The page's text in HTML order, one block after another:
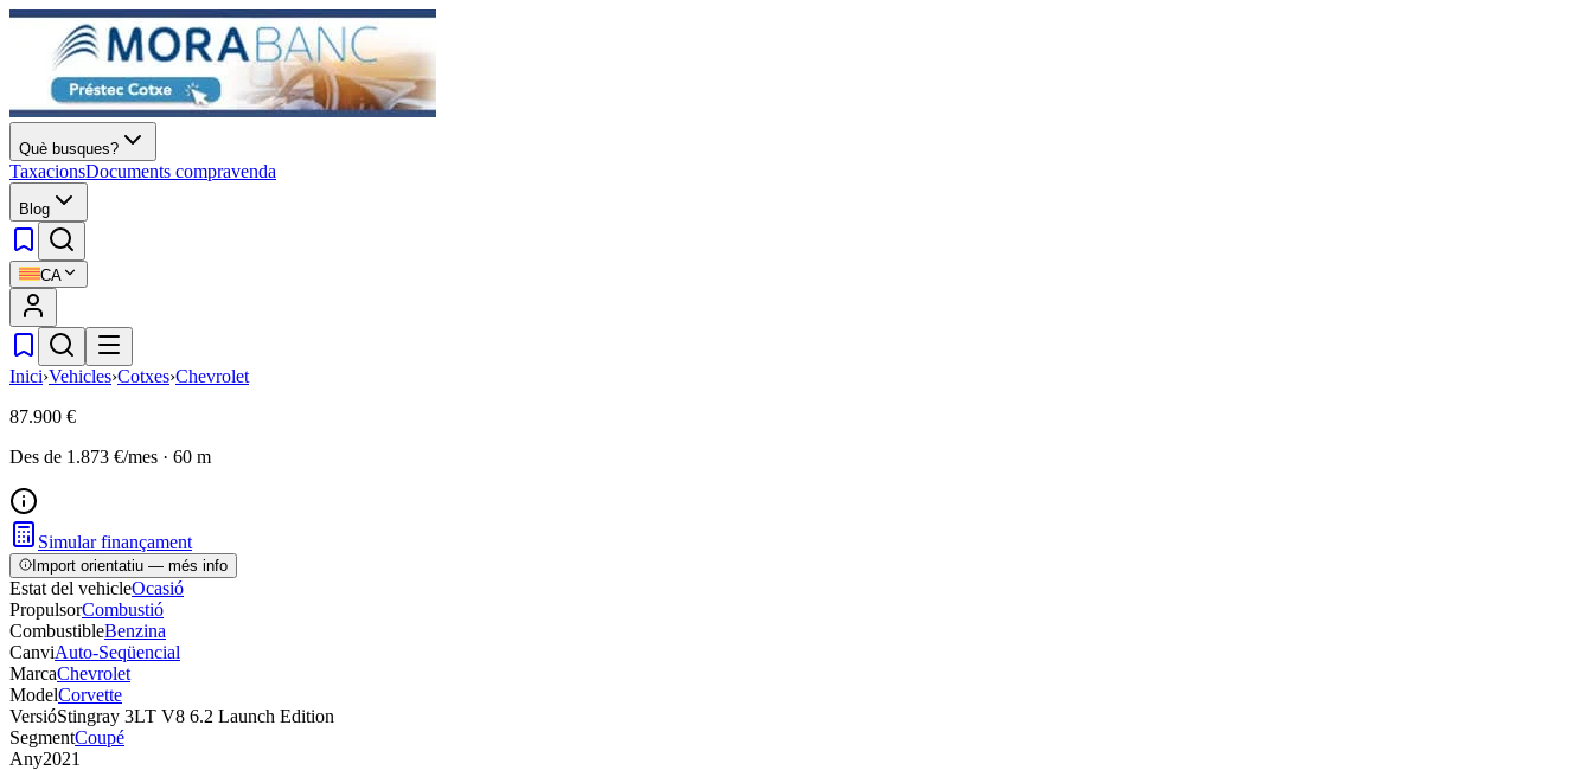
Què busques?
TaxacionsDocuments compravenda
Blog
CA
Inici›Vehicles›Cotxes›Chevrolet
87.900 €
Des de 1.873 €/mes · 60 m
Simular finançament
Import orientatiu — més info
Estat del vehicleOcasió
PropulsorCombustió
CombustibleBenzina
CanviAuto-Seqüencial
MarcaChevrolet
ModelCorvette
VersióStingray 3LT V8 6.2 Launch Edition
SegmentCoupé
Any2021